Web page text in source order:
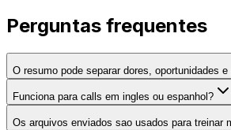
Perguntas frequentes
O resumo pode separar dores, oportunidades
Funciona para calls em ingles ou espanhol?
Os arquivos enviados sao usados para treinar